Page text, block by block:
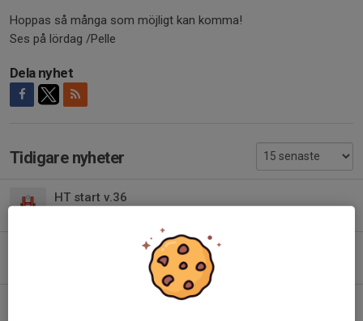
Hoppas så många som möjligt kan komma!
Ses på lördag /Pelle
Dela nyhet
Tidigare nyheter
HT start v.36
Träningstider 24/25
Avslut säsongen 2023-2024